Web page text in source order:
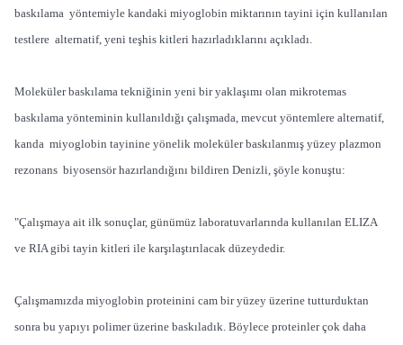
baskılama yöntemiyle kandaki miyoglobin miktarının tayini için kullanılan
testlere alternatif, yeni teşhis kitleri hazırladıklarını açıkladı.
Moleküler baskılama tekniğinin yeni bir yaklaşımı olan mikrotemas
baskılama yönteminin kullanıldığı çalışmada, mevcut yöntemlere alternatif,
kanda miyoglobin tayinine yönelik moleküler baskılanmış yüzey plazmon
rezonans biyosensör hazırlandığını bildiren Denizli, şöyle konuştu:
"Çalışmaya ait ilk sonuçlar, günümüz laboratuvarlarında kullanılan ELIZA
ve RIA gibi tayin kitleri ile karşılaştırılacak düzeydedir.
Çalışmamızda miyoglobin proteinini cam bir yüzey üzerine tutturduktan
sonra bu yapıyı polimer üzerine baskıladık. Böylece proteinler çok daha